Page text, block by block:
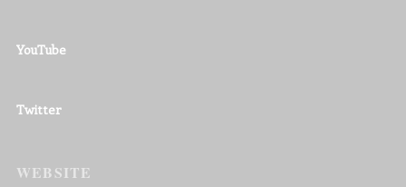
YouTube
Twitter
WEBSITE